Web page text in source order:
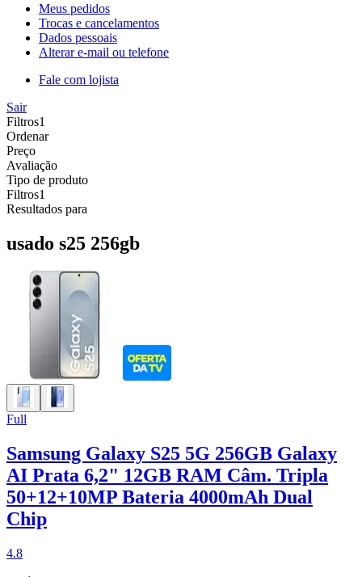
Meus pedidos
Trocas e cancelamentos
Dados pessoais
Alterar e-mail ou telefone
Fale com lojista
Sair
Filtros1
Ordenar
Preço
Avaliação
Tipo de produto
Filtros1
Resultados para
usado s25 256gb
Full
Samsung Galaxy S25 5G 256GB Galaxy
AI Prata 6,2" 12GB RAM Câm. Tripla
50+12+10MP Bateria 4000mAh Dual
Chip
4.8